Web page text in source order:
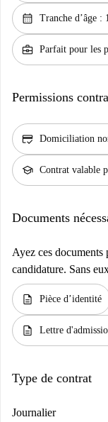
calendar_month Tranche d’âge :
business_center Parfait pour les
Permissions
credit_score Domiciliation
school Contrat valable
Documents
Ayez ces documents
candidature. Sans
description Pièce d’identité
description Lettre
Type de contrat
Journalier